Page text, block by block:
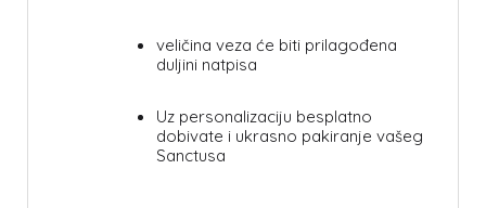
veličina veza će biti prilagođena
duljini natpisa
Uz personalizaciju besplatno
dobivate i ukrasno pakiranje vašeg
Sanctusa